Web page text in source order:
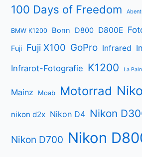
100 Days of Freedom
BMW K1200 Bonn D800 D800E
Fuji Fuji X100 GoPro Infrared
Infrarot-Fotografie K1200 La
Mainz Moab Motorrad
nikon d2x Nikon D4 Nikon
Nikon D700 Nikon